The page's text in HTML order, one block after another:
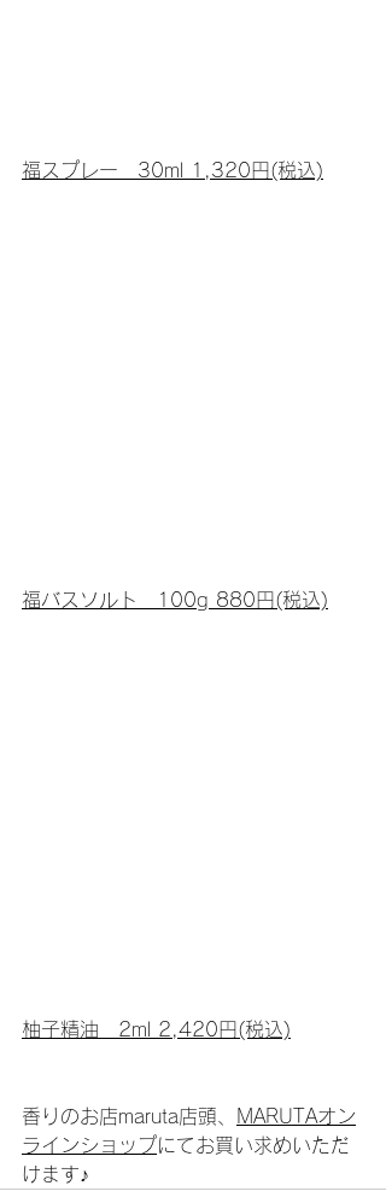
福スプレー　30ml 1,320円(税込)
福バスソルト　100g 880円(税込)
柚子精油　2ml 2,420円(税込)
香りのお店maruta店頭、
MARUTAオン
ラインショップにてお買い求めいただ
けます♪